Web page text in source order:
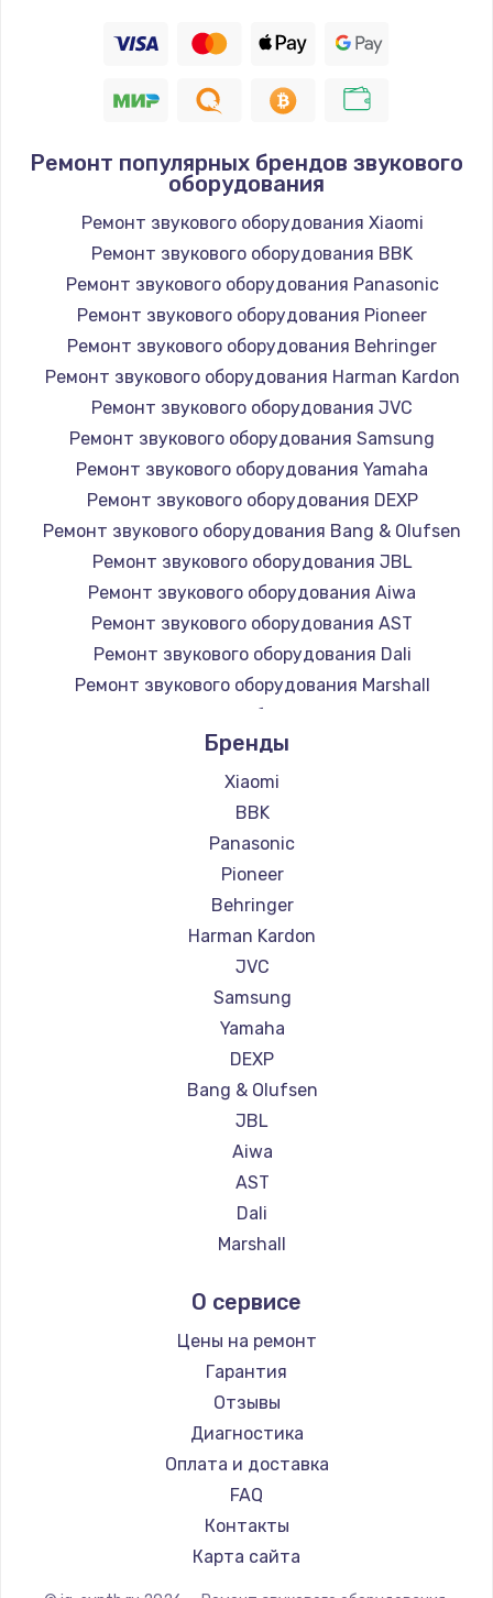
Ремонт популярных брендов звукового
оборудования
Ремонт звукового оборудования Xiaomi
Ремонт звукового оборудования BBK
Ремонт звукового оборудования Panasonic
Ремонт звукового оборудования Pioneer
Ремонт звукового оборудования Behringer
Ремонт звукового оборудования Harman Kardon
Ремонт звукового оборудования JVC
Ремонт звукового оборудования Samsung
Ремонт звукового оборудования Yamaha
Ремонт звукового оборудования DEXP
Ремонт звукового оборудования Bang & Olufsen
Ремонт звукового оборудования JBL
Ремонт звукового оборудования Aiwa
Ремонт звукового оборудования AST
Ремонт звукового оборудования Dali
Ремонт звукового оборудования Marshall
Ремонт звукового оборудования Supra
Бренды
Xiaomi
BBK
Panasonic
Pioneer
Behringer
Harman Kardon
JVC
Samsung
Yamaha
DEXP
Bang & Olufsen
JBL
Aiwa
AST
Dali
Marshall
О сервисе
Цены на ремонт
Гарантия
Отзывы
Диагностика
Оплата и доставка
FAQ
Контакты
Карта сайта